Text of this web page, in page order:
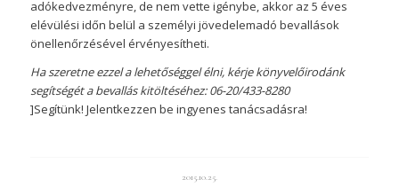
adókedvezményre, de nem vette igénybe, akkor az 5 éves
elévülési időn belül a személyi jövedelemadó bevallások
önellenőrzésével érvényesítheti.
Ha szeretne ezzel a lehetőséggel élni, kérje könyvelőirodánk
segítségét a bevallás kitöltéséhez: 06-20/433-8280
]Segítünk! Jelentkezzen be ingyenes tanácsadásra!
2015.10.25.